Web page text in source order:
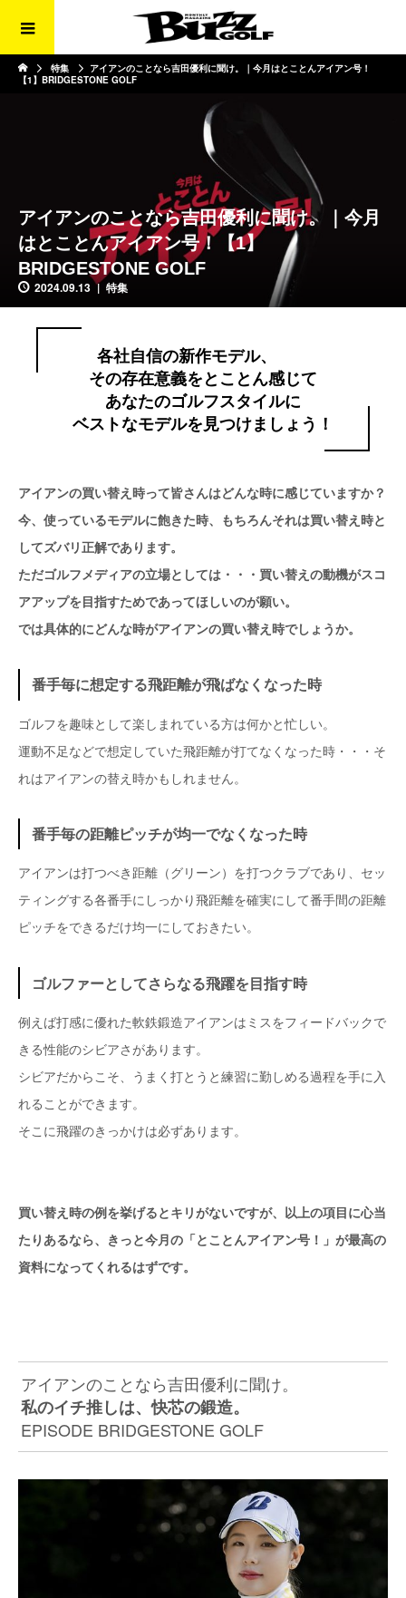
特集
アイアンのことなら吉田優利に聞け。｜今月はとことんアイアン号！
【1】BRIDGESTONE GOLF
アイアンのことなら吉田優利に聞け。｜今月
はとことんアイアン号！【1】
BRIDGESTONE GOLF
2024.09.13 特集
各社自信の新作モデル、
その存在意義をとことん感じて
あなたのゴルフスタイルに
ベストなモデルを見つけましょう！
アイアンの買い替え時って皆さんはどんな時に感じていますか？
今、使っているモデルに飽きた時、もちろんそれは買い替え時と
してズバリ正解であります。
ただゴルフメディアの立場としては・・・買い替えの動機がスコ
アアップを目指すためであってほしいのが願い。
では具体的にどんな時がアイアンの買い替え時でしょうか。
番手毎に想定する飛距離が飛ばなくなった時
ゴルフを趣味として楽しまれている方は何かと忙しい。
運動不足などで想定していた飛距離が打てなくなった時・・・そ
れはアイアンの替え時かもしれません。
番手毎の距離ピッチが均一でなくなった時
アイアンは打つべき距離（グリーン）を打つクラブであり、セッ
ティングする各番手にしっかり飛距離を確実にして番手間の距離
ピッチをできるだけ均一にしておきたい。
ゴルファーとしてさらなる飛躍を目指す時
例えば打感に優れた軟鉄鍛造アイアンはミスをフィードバックで
きる性能のシビアさがあります。
シビアだからこそ、うまく打とうと練習に勤しめる過程を手に入
れることができます。
そこに飛躍のきっかけは必ずあります。
買い替え時の例を挙げるとキリがないですが、以上の項目に心当
たりあるなら、きっと今月の「とことんアイアン号！」が最高の
資料になってくれるはずです。
アイアンのことなら吉田優利に聞け。
私のイチ推しは、快芯の鍛造。
EPISODE BRIDGESTONE GOLF